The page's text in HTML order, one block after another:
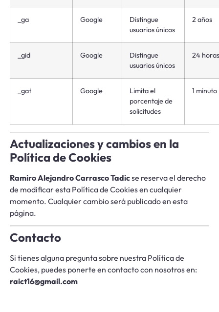
_ga Google
Distingue
usuarios únicos
2 años
_gid Google
Distingue
usuarios únicos
24 horas
_gat Google
Limita el
porcentaje de
solicitudes
1 minuto
Actualizaciones y cambios en la
Política de Cookies
Ramiro Alejandro Carrasco Tadicse reserva el derecho
de modificar esta Política de Cookies en cualquier
momento. Cualquier cambio será publicado en esta
página.
Contacto
Si tienes alguna pregunta sobre nuestra Política de
Cookies, puedes ponerte en contacto con nosotros en:
raict16@gmail.com